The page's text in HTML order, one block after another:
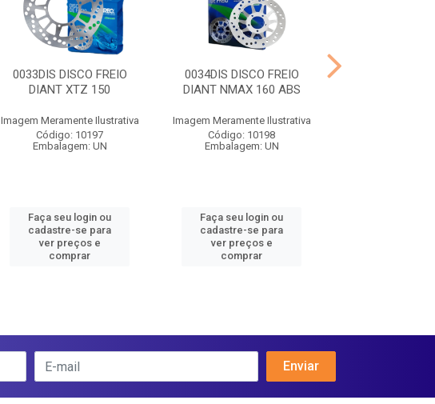
0033DIS DISCO FREIO
DIANT XTZ 150
Imagem Meramente Ilustrativa
Código: 10197
Embalagem: UN
Faça seu login ou
cadastre-se para
ver preços e
comprar
0034DIS DISCO FREIO
DIANT NMAX 160 ABS
Imagem Meramente Ilustrativa
Código: 10198
Embalagem: UN
Faça seu login ou
cadastre-se para
ver preços e
comprar